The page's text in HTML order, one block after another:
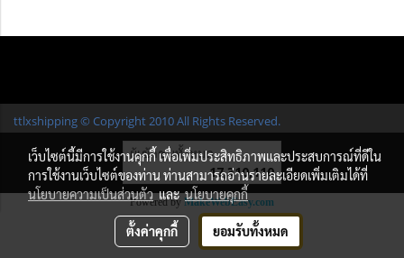
ttlxshipping © Copyright 2010 All Rights Reserved.
ผู้เข้าชมทั้งหมด
17,310,110
Powered by MakeWebEasy.com
เว็บไซต์นี้มีการใช้งานคุกกี้ เพื่อเพิ่มประสิทธิภาพและประสบการณ์ที่ดีใน
การใช้งานเว็บไซต์ของท่าน ท่านสามารถอ่านรายละเอียดเพิ่มเติมได้ที่
นโยบายความเป็นส่วนตัวและนโยบายคุกกี้
ตั้งค่าคุกกี้ ยอมรับทั้งหมด